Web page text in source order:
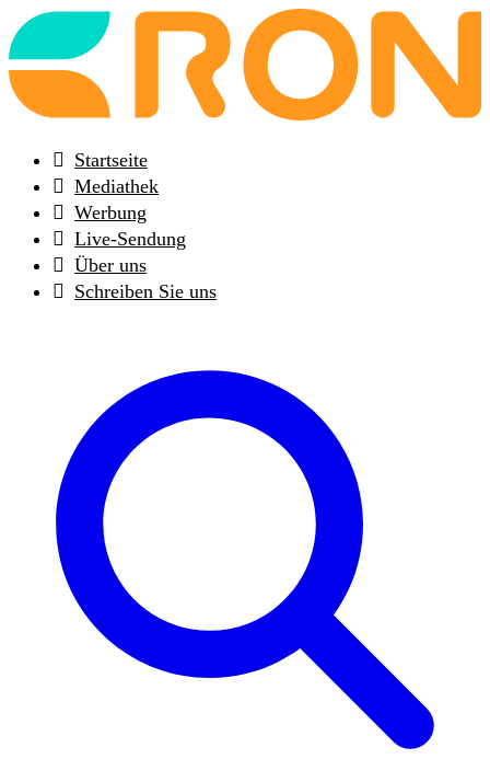
Back
to
frontpage
Startseite
Mediathek
Werbung
Live-Sendung
Über uns
Schreiben Sie uns